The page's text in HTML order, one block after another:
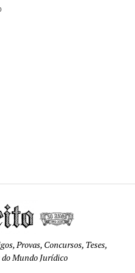
Provas, Concursos, Teses,
do Mundo Jurídico